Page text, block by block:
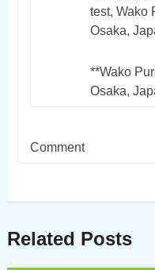
test, Wako
Osaka,
**Wako
Osaka,
Comment
Related Posts